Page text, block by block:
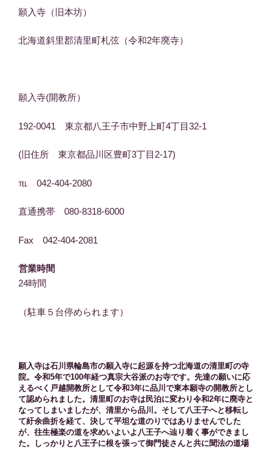
願入寺（旧本坊）
北海道斜里郡清里町札弦（令和2年廃寺）
願入寺(開教所）
192-0041 東京都八王子市中野上町4丁目32-1
(旧住所 東京都品川区豊町3丁目2-17)
℡ 042-404-2080
直通携帯 080-8318-6000
Fax 042-404-2081
営業時間
24時間
（駐車５台停められます）
願入寺は石川県輪島市の願入寺に起源を持つ北海道の清里町の寺
院。令和5年で100年経つ真宗大谷派のお寺です。先達の願いに応
えるべく戸越開教所として令和3年に品川で東本願寺の開教所とし
て認められました。清里町のお寺は民泊に変わり令和2年に廃寺と
なってしまいましたが、清里から品川。そして八王子へと移転し
て紆余曲折を経て、決して平坦な道のりではありませんでした
が、往生極楽の道を求めいよいよ八王子へ辿り着く事ができまし
た。しっかりと八王子に根を張って御門徒さんと共に聞法の道場